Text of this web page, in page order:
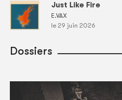
Just Like Fire
E.VAX
le 29 juin 2026
Dossiers